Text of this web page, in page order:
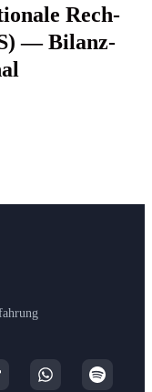
Rech­
— Bilanz­